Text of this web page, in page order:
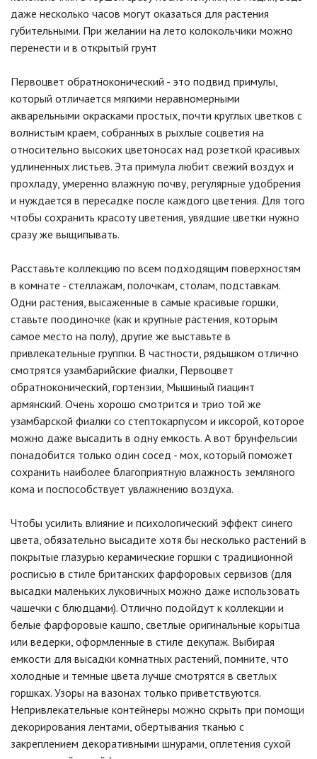
даже несколько часов могут оказаться для растения
губительными. При желании на лето колокольчики можно
перенести и в открытый грунт
Первоцвет обратноконический - это подвид примулы,
который отличается мягкими неравномерными
акварельными окрасками простых, почти круглых цветков с
волнистым краем, собранных в рыхлые соцветия на
относительно высоких цветоносах над розеткой красивых
удлиненных листьев. Эта примула любит свежий воздух и
прохладу, умеренно влажную почву, регулярные удобрения
и нуждается в пересадке после каждого цветения. Для того
чтобы сохранить красоту цветения, увядшие цветки нужно
сразу же выщипывать.
Расставьте коллекцию по всем подходящим поверхностям
в комнате - стеллажам, полочкам, столам, подставкам.
Одни растения, высаженные в самые красивые горшки,
ставьте поодиночке (как и крупные растения, которым
самое место на полу), другие же выставьте в
привлекательные группки. В частности, рядышком отлично
смотрятся узамбарийские фиалки, Первоцвет
обратноконический, гортензии, Мышиный гиацинт
армянский. Очень хорошо смотрится и трио той же
узамбарской фиалки со стептокарпусом и иксорой, которое
можно даже высадить в одну емкость. А вот брунфельсии
понадобится только один сосед - мох, который поможет
сохранить наиболее благоприятную влажность земляного
кома и поспособствует увлажнению воздуха.
Чтобы усилить влияние и психологический эффект синего
цвета, обязательно высадите хотя бы несколько растений в
покрытые глазурью керамические горшки с традиционной
росписью в стиле британских фарфоровых сервизов (для
высадки маленьких луковичных можно даже использовать
чашечки с блюдцами). Отлично подойдут к коллекции и
белые фарфоровые кашпо, светлые оригинальные корытца
или ведерки, оформленные в стиле декупаж. Выбирая
емкости для высадки комнатных растений, помните, что
холодные и темные цвета лучше смотрятся в светлых
горшках. Узоры на вазонах только приветствуются.
Непривлекательные контейнеры можно скрыть при помощи
декорирования лентами, обертывания тканью с
закреплением декоративными шнурами, оплетения сухой